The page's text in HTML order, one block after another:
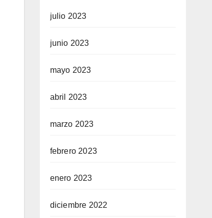
julio 2023
junio 2023
mayo 2023
abril 2023
marzo 2023
febrero 2023
enero 2023
diciembre 2022